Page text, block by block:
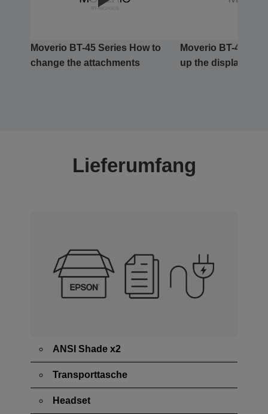
Moverio BT-45 Series How to
change the attachments
Moverio BT-45
up the display
Lieferumfang
ANSI Shade x2
Transporttasche
Headset